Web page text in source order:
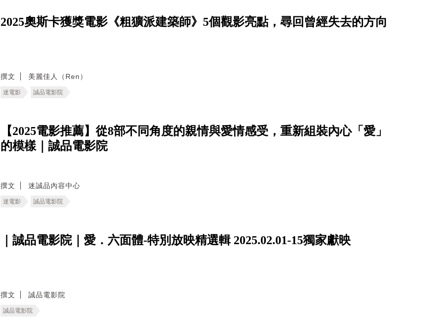
2025奧斯卡獲獎電影《粗獷派建築師》5個觀影亮點，尋回曾經失去的方向
撰文 美麗佳人（Ren）
迷電影 誠品電影院
【2025電影推薦】從8部不同角度的親情與愛情感受，重新組裝內心「愛」
的模樣｜誠品電影院
撰文 迷誠品內容中心
迷電影 誠品電影院
｜誠品電影院｜愛．六面體-特別放映精選輯 2025.02.01-15獨家獻映
撰文 誠品電影院
誠品電影院